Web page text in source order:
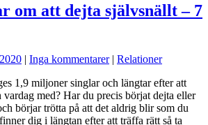
om att dejta självsnällt – 7
| Inga kommentarer| Relationer
1,9 miljoner singlar och längtar efter att
med? Har du precis börjat dejta eller
börjar trötta på att det aldrig blir som du
dig i längtan efter att träffa rätt så ta